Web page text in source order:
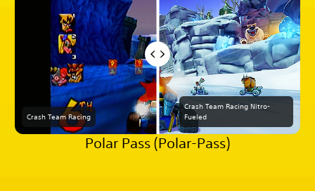
Crash Team Racing
Crash Team Racing Nitro-
Fueled
Polar Pass (Polar-Pass)